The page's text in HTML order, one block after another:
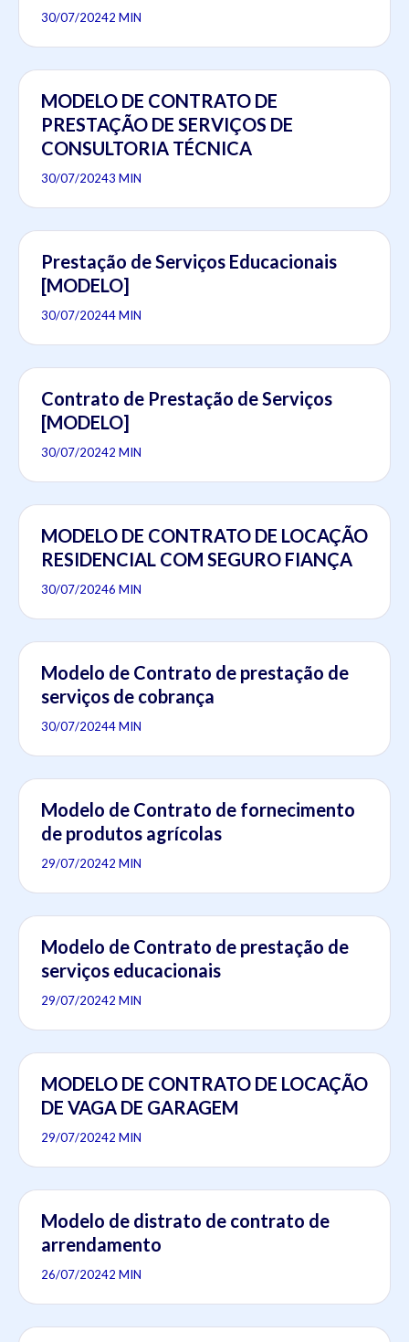
30/07/20242 MIN
MODELO DE CONTRATO DE
PRESTAÇÃO DE SERVIÇOS DE
CONSULTORIA TÉCNICA
30/07/20243 MIN
Prestação de Serviços Educacionais
[MODELO]
30/07/20244 MIN
Contrato de Prestação de Serviços
[MODELO]
30/07/20242 MIN
MODELO DE CONTRATO DE LOCAÇÃO
RESIDENCIAL COM SEGURO FIANÇA
30/07/20246 MIN
Modelo de Contrato de prestação de
serviços de cobrança
30/07/20244 MIN
Modelo de Contrato de fornecimento
de produtos agrícolas
29/07/20242 MIN
Modelo de Contrato de prestação de
serviços educacionais
29/07/20242 MIN
MODELO DE CONTRATO DE LOCAÇÃO
DE VAGA DE GARAGEM
29/07/20242 MIN
Modelo de distrato de contrato de
arrendamento
26/07/20242 MIN